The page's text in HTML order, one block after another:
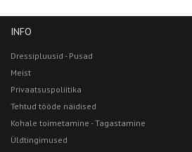
INFO
Dressipluusid - Pusad
Meist
Privaatsuspoliitika
Tehtud tööde näidised
Kohale toimetamine - Tagastamine
Üldtingimused